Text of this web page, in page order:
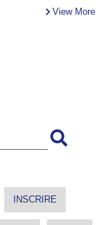
View More
INSCRIRE